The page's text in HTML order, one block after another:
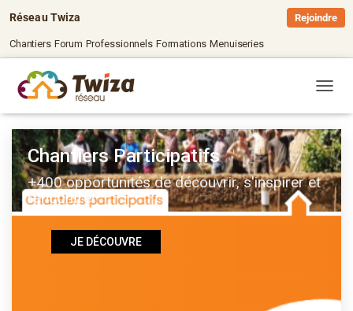
Réseau Twiza
Chantiers Forum Professionnels Formations Menuiseries
Rejoindre
Chantiers Participatifs
+400 opportunités de découvrir, s'inspirer et
rencontrer
JE DÉCOUVRE